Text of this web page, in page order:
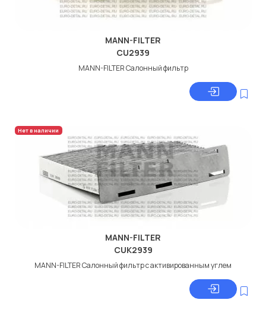
MANN-FILTER
CU2939
MANN-FILTER Салонный фильтр
Нет в наличии
MANN-FILTER
CUK2939
MANN-FILTER Салонный фильтр с активированным углем